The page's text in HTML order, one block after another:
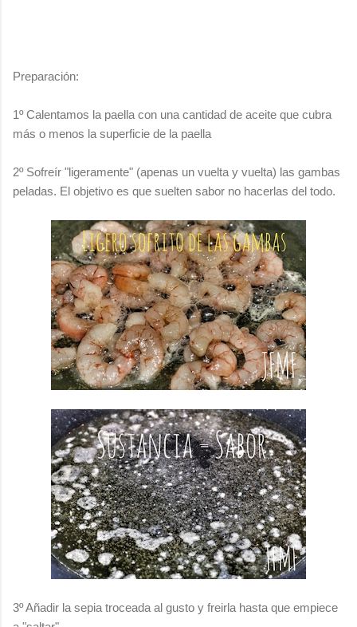
Preparación:
1º Calentamos la paella con una cantidad de aceite que cubra
más o menos la superficie de la paella
2º Sofreír "ligeramente" (apenas un vuelta y vuelta) las gambas
peladas. El objetivo es que suelten sabor no hacerlas del todo.
3º Añadir la sepia troceada al gusto y freirla hasta que empiece